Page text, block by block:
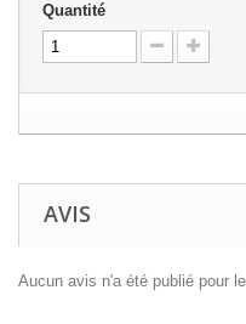
Quantité
AVIS
Aucun avis n'a été publié pour